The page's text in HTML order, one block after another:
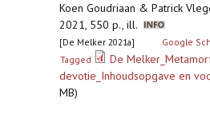
Koen Goudriaan & Patrick
2021, 550 p., ill.
[De Melker 2021a] Google
Tagged
De
devotie_Inhoudsopgave en
MB)